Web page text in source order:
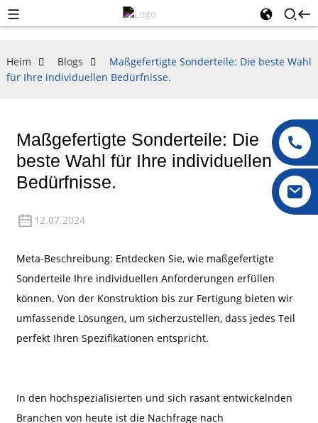
Heim Blogs
Maßgefertigte Sonderteile: Die beste Wahl
für Ihre individuellen Bedürfnisse.
Maßgefertigte Sonderteile: Die
beste Wahl für Ihre individuellen
Bedürfnisse.
12.07.2024
Meta-Beschreibung: Entdecken Sie, wie maßgefertigte
Sonderteile Ihre individuellen Anforderungen erfüllen
können. Von der Konstruktion bis zur Fertigung bieten wir
umfassende Lösungen, um sicherzustellen, dass jedes Teil
perfekt Ihren Spezifikationen entspricht.
In den hochspezialisierten und sich rasant entwickelnden
Branchen von heute ist die Nachfrage nach